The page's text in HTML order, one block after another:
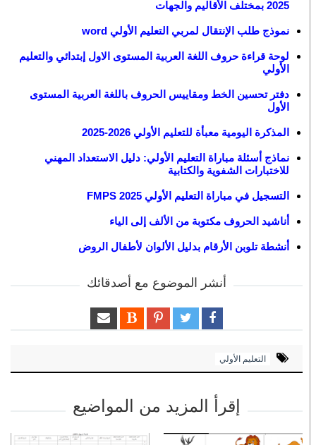
2025 بمختلف الأقاليم والجهات
نموذج طلب الإنتقال لمربي التعليم الأولي word
لوحة قراءة حروف اللغة العربية المستوى الاول إبتدائي والتعليم
الأولي
دفتر تحسين الخط ومقاييس الحروف باللغة العربية المستوى
الأول
المذكرة اليومية معبأة للتعليم الأولي 2026-2025
نماذج أسئلة مباراة التعليم الأولي: دليل الاستعداد المهني
للاختبارات الشفوية والكتابية
التسجيل في مباراة التعليم الأولي 2025 FMPS
أناشيد الحروف مكتوبة من الألف إلى الياء
أنشطة تلوبن الأرقام بدليل الألوان لأطفال الروض
أنشر الموضوع مع أصدقائك
التعليم الأولي
إقرأ المزيد من المواضيع